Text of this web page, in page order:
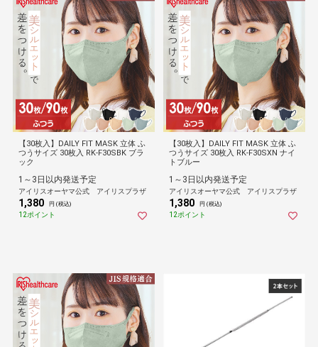
【30枚入】DAILY FIT MASK 立体 ふ
つうサイズ 30枚入 RK-F30SBK ブラ
ック
1～3日以内発送予定
アイリスオーヤマ公式 アイリスプラザ
1,380 円 (税込)
12ポイント
【30枚入】DAILY FIT MASK 立体 ふ
つうサイズ 30枚入 RK-F30SXN ナイ
トブルー
1～3日以内発送予定
アイリスオーヤマ公式 アイリスプラザ
1,380 円 (税込)
12ポイント